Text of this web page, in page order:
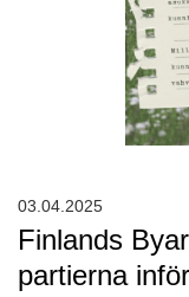
Finlands
partierna
03.04.2025